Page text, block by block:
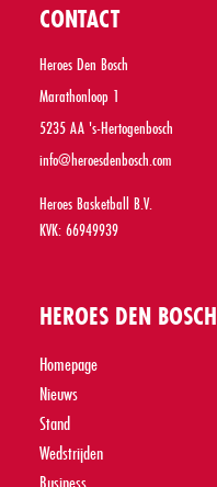
CONTACT
Heroes Den Bosch
Marathonloop 1
5235 AA 's-Hertogenbosch
info@heroesdenbosch.com
Heroes Basketball B.V.
KVK: 66949939
HEROES DEN BOSCH
Homepage
Nieuws
Stand
Wedstrijden